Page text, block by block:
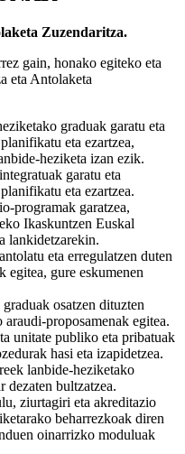
Zuzendaritza.
gain, honako egiteko eta
eta Antolaketa
graduak garatu eta
eta ezartzea,
heziketa izan ezik.
garatu eta
eta ezartzea.
programak garatzea,
Ikaskuntzen Euskal
lankidetzarekin.
eta erregulatzen duten
egitea, gure eskumenen
osatzen dituzten
proposamenak egitea.
unitate publiko eta pribatuak
hasi eta izapidetzea.
lanbide-heziketako
dezaten bultzatzea.
ziurtagiri eta akreditazio
beharrezkoak diren
oinarrizko moduluak